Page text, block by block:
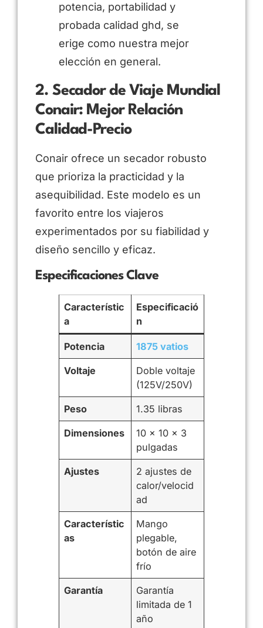
potencia, portabilidad y
probada calidad ghd, se
erige como nuestra mejor
elección en general.
2. Secador de Viaje Mundial
Conair: Mejor Relación
Calidad-Precio
Conair ofrece un secador robusto
que prioriza la practicidad y la
asequibilidad. Este modelo es un
favorito entre los viajeros
experimentados por su fiabilidad y
diseño sencillo y eficaz.
Especificaciones Clave
Característic
a
Especificació
n
Potencia 1875 vatios
Voltaje
Doble voltaje
(125V/250V)
Peso 1.35 libras
Dimensiones
10 x 10 x 3
pulgadas
Ajustes
2 ajustes de
calor/velocid
ad
Característic
as
Mango
plegable,
botón de aire
frío
Garantía
Garantía
limitada de 1
año